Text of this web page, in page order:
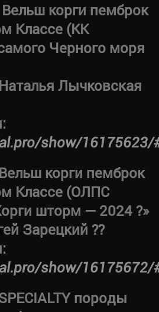
корги пемброк
Классе (КК
Черного моря
Лычковская
show/16175623/
корги пемброк
Классе (ОЛПС
шторм — 2024 ?»
Зарецкий ??
show/16175672/
породы